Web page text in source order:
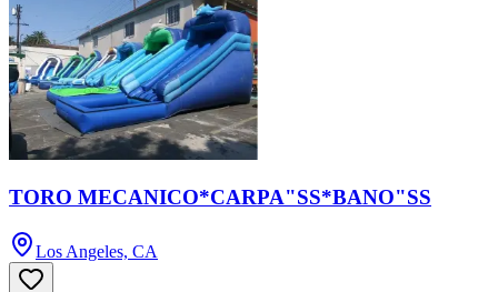
TORO MECANICO*CARPA"SS*BANO"SS
Los Angeles, CA